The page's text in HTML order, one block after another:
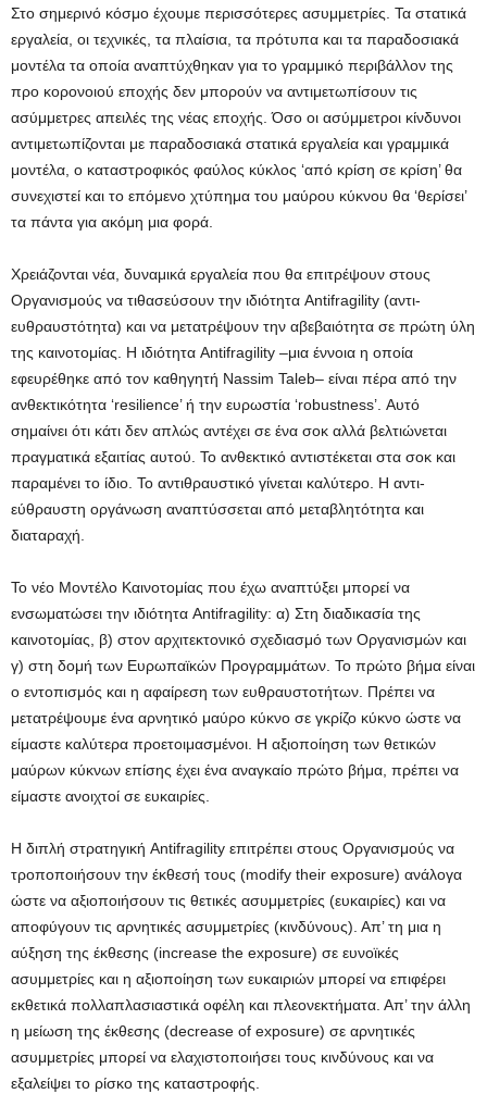
Στο σημερινό κόσμο έχουμε περισσότερες ασυμμετρίες. Τα στατικά
εργαλεία, οι τεχνικές, τα πλαίσια, τα πρότυπα και τα παραδοσιακά
μοντέλα τα οποία αναπτύχθηκαν για το γραμμικό περιβάλλον της
προ κορονοιού εποχής δεν μπορούν να αντιμετωπίσουν τις
ασύμμετρες απειλές της νέας εποχής. Όσο οι ασύμμετροι κίνδυνοι
αντιμετωπίζονται με παραδοσιακά στατικά εργαλεία και γραμμικά
μοντέλα, ο καταστροφικός φαύλος κύκλος ‘από κρίση σε κρίση’ θα
συνεχιστεί και το επόμενο χτύπημα του μαύρου κύκνου θα ‘θερίσει’
τα πάντα για ακόμη μια φορά.
Χρειάζονται νέα, δυναμικά εργαλεία που θα επιτρέψουν στους
Οργανισμούς να τιθασεύσουν την ιδιότητα Antifragility (αντι-
ευθραυστότητα) και να μετατρέψουν την αβεβαιότητα σε πρώτη ύλη
της καινοτομίας. Η ιδιότητα Antifragility –μια έννοια η οποία
εφευρέθηκε από τον καθηγητή Nassim Taleb– είναι πέρα από την
ανθεκτικότητα ‘resilience’ ή την ευρωστία ‘robustness’. Αυτό
σημαίνει ότι κάτι δεν απλώς αντέχει σε ένα σοκ αλλά βελτιώνεται
πραγματικά εξαιτίας αυτού. Το ανθεκτικό αντιστέκεται στα σοκ και
παραμένει το ίδιο. Το αντιθραυστικό γίνεται καλύτερο. Η αντι-
εύθραυστη οργάνωση αναπτύσσεται από μεταβλητότητα και
διαταραχή.
Το νέο Μοντέλο Καινοτομίας που έχω αναπτύξει μπορεί να
ενσωματώσει την ιδιότητα Antifragility: α) Στη διαδικασία της
καινοτομίας, β) στον αρχιτεκτονικό σχεδιασμό των Οργανισμών και
γ) στη δομή των Ευρωπαϊκών Προγραμμάτων. Το πρώτο βήμα είναι
ο εντοπισμός και η αφαίρεση των ευθραυστοτήτων. Πρέπει να
μετατρέψουμε ένα αρνητικό μαύρο κύκνο σε γκρίζο κύκνο ώστε να
είμαστε καλύτερα προετοιμασμένοι. Η αξιοποίηση των θετικών
μαύρων κύκνων επίσης έχει ένα αναγκαίο πρώτο βήμα, πρέπει να
είμαστε ανοιχτοί σε ευκαιρίες.
Η διπλή στρατηγική Antifragility επιτρέπει στους Οργανισμούς να
τροποποιήσουν την έκθεσή τους (modify their exposure) ανάλογα
ώστε να αξιοποιήσουν τις θετικές ασυμμετρίες (ευκαιρίες) και να
αποφύγουν τις αρνητικές ασυμμετρίες (κινδύνους). Απ’ τη μια η
αύξηση της έκθεσης (increase the exposure) σε ευνοϊκές
ασυμμετρίες και η αξιοποίηση των ευκαιριών μπορεί να επιφέρει
εκθετικά πολλαπλασιαστικά οφέλη και πλεονεκτήματα. Απ’ την άλλη
η μείωση της έκθεσης (decrease of exposure) σε αρνητικές
ασυμμετρίες μπορεί να ελαχιστοποιήσει τους κινδύνους και να
εξαλείψει το ρίσκο της καταστροφής.